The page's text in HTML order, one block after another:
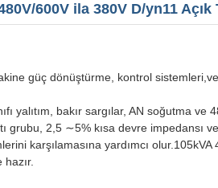
600V ila 380V D/yn11 Açık
güç dönüştürme, kontrol
yalıtım, bakır sargılar, AN soğutma
2,5 ∼5% kısa devre impedansı
karşılamasına yardımcı